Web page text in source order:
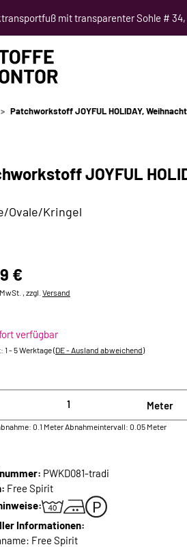
mit transparenter Sohle # 34,
NÄHKURSE
Patchworkstoff JOYFUL HOLIDAY,
JOYFUL
Ovale/Kringel
€
, zzgl. Versand
verfügbar
1 - 5 Werktage(DE - Ausland abweichend)
Meter
0.1 MeterAbnahmeintervall: 0.05 Meter
PWKD081-tradi
Free Spirit
Informationen:
Free Spirit